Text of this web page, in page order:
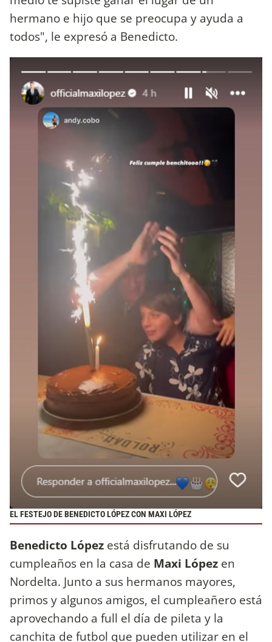
hermano e hijo que se preocupa y ayuda a
todos", le expresó a Benedicto.
EL FESTEJO DE BENEDICTO LÓPEZ CON MAXI LÓPEZ
Benedicto López está disfrutando de su
cumpleaños en la casa de Maxi López en
Nordelta. Junto a sus hermanos mayores,
primos y algunos amigos, el cumpleañero está
aprovechando a full el día de pileta y la
canchita de futbol que pueden utilizar en el